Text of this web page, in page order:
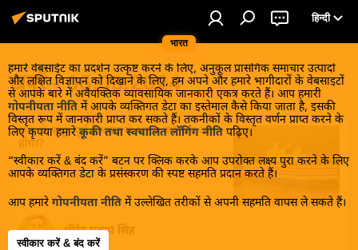
भारत
हिन्दी
हमारे वेबसाईट का प्रदर्शन उत्कृष्ट करने के लिए, अनुकूल प्रासंगिक समाचार उत्पादों
और लक्षित विज्ञापन को दिखाने के लिए, हम अपने और हमारे भागीदारों के वेबसाइटों
से आपके बारे में अवैयक्तिक व्यावसायिक जानकारी एकत्र करते हैं। आप हमारी
गोपनीयता नीति में आपके व्यक्तिगत डेटा का इस्तेमाल कैसे किया जाता है, इसकी
विस्तृत रूप में जानकारी प्राप्त कर सकते हैं। तकनीकों के विस्तृत वर्णन प्राप्त करने के
लिए कृपया हमारे कूकी तथा स्वचालित लॉगिंग नीति पढ़िए।
“स्वीकार करें & बंद करें” बटन पर क्लिक करके आप उपरोक्त लक्ष्य पुरा करने के लिए
आपके व्यक्तिगत डेटा के प्रसंस्करण की स्पष्ट सहमति प्रदान करते हैं।
आप हमारे गोपनीयता नीति में उल्लेखित तरीकों से अपनी सहमति वापस ले सकते हैं।
स्वीकार करें & बंद करें
खबरें - 06.09.2024
रूस के सुदूर पूर्व विकास से भारत को क्या लाभ
होगा?
धीरेंद्र प्रताप सिंह